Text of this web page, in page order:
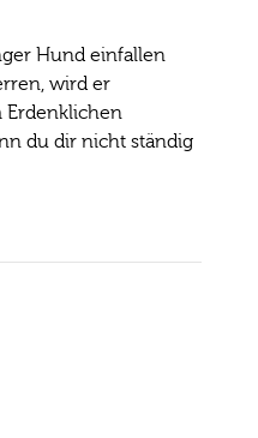
Hund einfallen
wird er
Erdenklichen
du dir nicht ständig